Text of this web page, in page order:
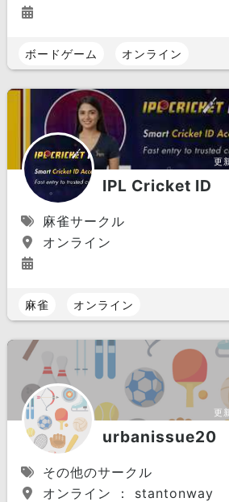
ボードゲーム オンライン
更
IPL Cricket ID
麻雀サークル
オンライン
麻雀 オンライン
更
urbanissue20
その他のサークル
オンライン ： stantonway